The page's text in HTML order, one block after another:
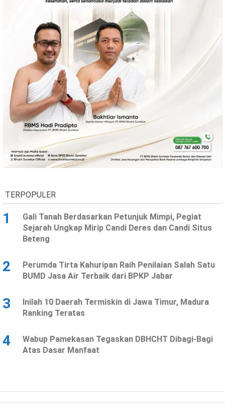
Copyright
2026
.
All
Right
Reserve
TERPOPULER
1
Gali Tanah Berdasarkan Petunjuk Mimpi, Pegiat
Sejarah Ungkap Mirip Candi Deres dan Candi Situs
Beteng
2
Perumda Tirta Kahuripan Raih Penilaian Salah Satu
BUMD Jasa Air Terbaik dari BPKP Jabar
3
Inilah 10 Daerah Termiskin di Jawa Timur, Madura
Ranking Teratas
4
Wabup Pamekasan Tegaskan DBHCHT Dibagi-Bagi
Atas Dasar Manfaat